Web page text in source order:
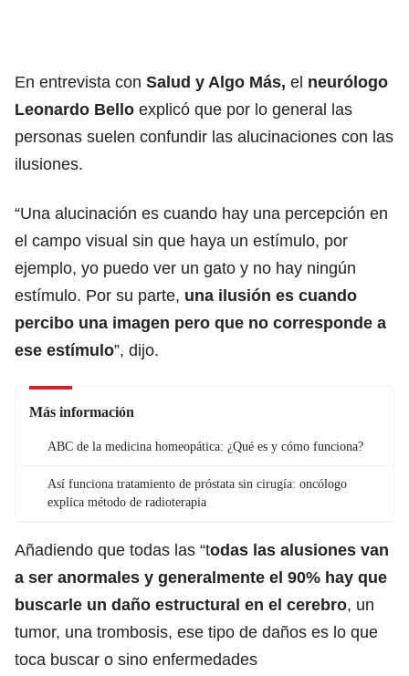
En entrevista con Salud y Algo Más, el neurólogo
Leonardo Bello explicó que por lo general las
personas suelen confundir las alucinaciones con las
ilusiones.
“Una alucinación es cuando hay una percepción en
el campo visual sin que haya un estímulo, por
ejemplo, yo puedo ver un gato y no hay ningún
estímulo. Por su parte, una ilusión es cuando
percibo una imagen pero que no corresponde a
ese estímulo”, dijo.
Más información
ABC de la medicina homeopática: ¿Qué es y cómo funciona?
Así funciona tratamiento de próstata sin cirugía: oncólogo
explica método de radioterapia
Añadiendo que todas las “todas las alusiones van
a ser anormales y generalmente el 90% hay que
buscarle un daño estructural en el cerebro, un
tumor, una trombosis, ese tipo de daños es lo que
toca buscar o sino enfermedades